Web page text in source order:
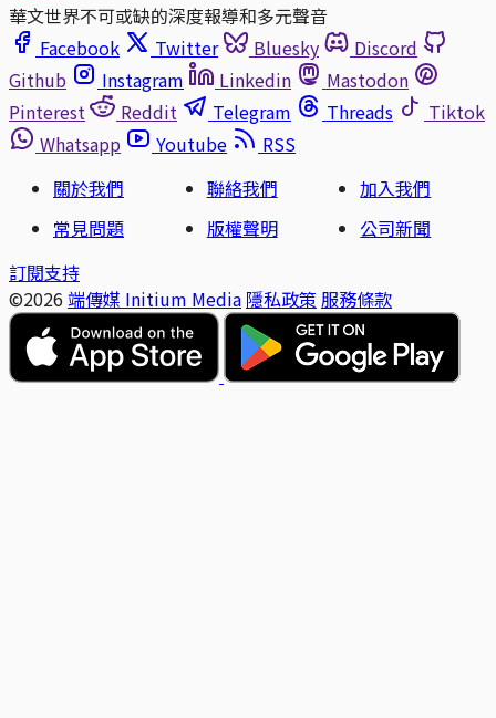
華文世界不可或缺的深度報導和多元聲音
Facebook
Twitter Bluesky
Discord
Github
Instagram Linkedin
Mastodon
Pinterest
Reddit Telegram Threads
Tiktok
Whatsapp
Youtube
RSS
關於我們
聯絡我們
加入我們
常見問題
版權聲明
公司新聞
訂閱支持
©2026 端傳媒 Initium Media 隱私政策 服務條款